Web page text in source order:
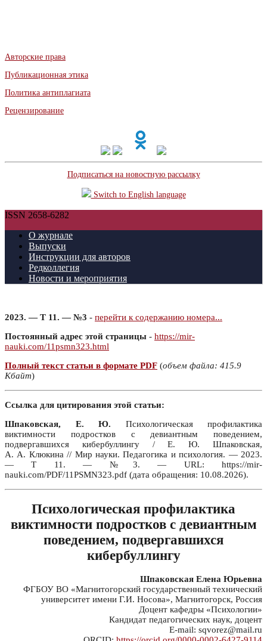
Авторские права
Публикационная этика
Политика антиплагиата
Рецензирование
Подписаться на новостную рассылку
Switch to English language
ISSN 2658-6282
О журнале
Выпуски
Инструкции для авторов
Редколлегия
Новости и мероприятия
2023. — Т 11. — №3 - перейти к содержанию номера...
Постоянный адрес этой страницы - https://mir-
nauki.com/11psmn323.html
Полный текст статьи в формате PDF (объем файла: 415.9
Кбайт)
Ссылка для цитирования этой статьи:
Шпаковская, Е. Ю. Психологическая профилактика
виктимности подростков с девиантным поведением,
подвергавшихся кибербуллингу / Е. Ю. Шпаковская,
А. А. Клюкина // Мир науки. Педагогика и психология. — 2023.
— Т 11. — №3. — URL: https://mir-
nauki.com/PDF/11PSMN323.pdf (дата обращения: 10.08.2026).
Психологическая профилактика
виктимности подростков с девиантным
поведением, подвергавшихся
кибербуллингу
Шпаковская Елена Юрьевна
ФГБОУ ВО «Магнитогорский государственный технический
университет имени Г.И. Носова», Магнитогорск, Россия
Доцент кафедры «Психологии»
Кандидат педагогических наук, доцент
E-mail: sqvorez@mail.ru